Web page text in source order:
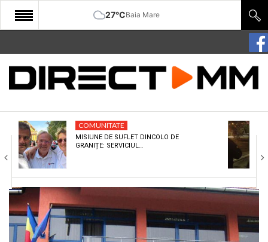
27°CBaia Mare
START
COMUNITATE
CULTURA
ECONOMIE
SANATATE
SPORT
SPECIAL
COMUNITATE
MISIUNE DE SUFLET DINCOLO DE
GRANIȚE: SERVICIUL…